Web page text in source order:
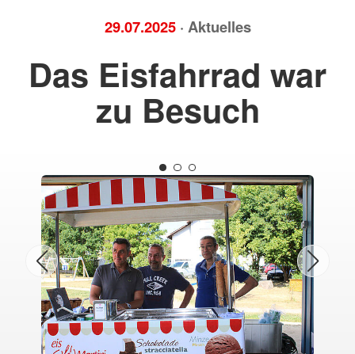
29.07.2025 · Aktuelles
Das Eisfahrrad war
zu Besuch